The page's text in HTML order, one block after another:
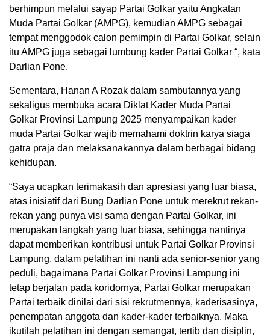
berhimpun melalui sayap Partai Golkar yaitu Angkatan
Muda Partai Golkar (AMPG), kemudian AMPG sebagai
tempat menggodok calon pemimpin di Partai Golkar, selain
itu AMPG juga sebagai lumbung kader Partai Golkar “, kata
Darlian Pone.
Sementara, Hanan A Rozak dalam sambutannya yang
sekaligus membuka acara Diklat Kader Muda Partai
Golkar Provinsi Lampung 2025 menyampaikan kader
muda Partai Golkar wajib memahami doktrin karya siaga
gatra praja dan melaksanakannya dalam berbagai bidang
kehidupan.
“Saya ucapkan terimakasih dan apresiasi yang luar biasa,
atas inisiatif dari Bung Darlian Pone untuk merekrut rekan-
rekan yang punya visi sama dengan Partai Golkar, ini
merupakan langkah yang luar biasa, sehingga nantinya
dapat memberikan kontribusi untuk Partai Golkar Provinsi
Lampung, dalam pelatihan ini nanti ada senior-senior yang
peduli, bagaimana Partai Golkar Provinsi Lampung ini
tetap berjalan pada koridornya, Partai Golkar merupakan
Partai terbaik dinilai dari sisi rekrutmennya, kaderisasinya,
penempatan anggota dan kader-kader terbaiknya. Maka
ikutilah pelatihan ini dengan semangat, tertib dan disiplin,